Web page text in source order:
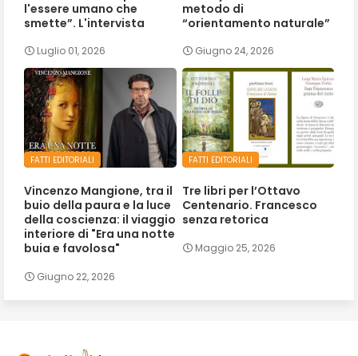
l'essere umano che
smette”. L'intervista
Luglio 01, 2026
metodo di
“orientamento naturale”
Giugno 24, 2026
FATTI EDITORIALI
Vincenzo Mangione, tra il
buio della paura e la luce
della coscienza: il viaggio
interiore di "Era una notte
buia e favolosa"
Giugno 22, 2026
FATTI EDITORIALI
Tre libri per l’Ottavo
Centenario. Francesco
senza retorica
Maggio 25, 2026